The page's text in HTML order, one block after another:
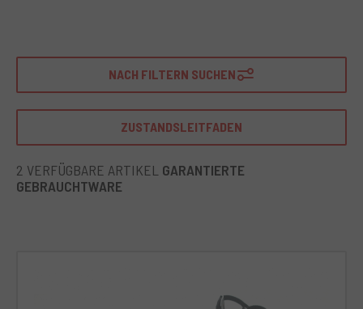
Bildstabilisierungstechnologie sorgt für stabile und
verwacklungsfreie Aufnahmen. Sie bietet einen guten ISO-
schnellen und präzisen Autofokussystem mit 11 AF-
Die Pentax K-50 ist ideal für diejenigen, die ihre Fotografie
auf das nächste Level bringen möchten. Sie eignet sich
besonders für die Outdoor-Fotografie dank ihrer
NACH FILTERN SUCHEN
ZUSTANDSLEITFADEN
2 VERFÜGBARE ARTIKEL GARANTIERTE
GEBRAUCHTWARE